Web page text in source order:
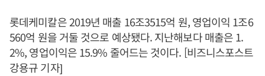
롯데케미칼은 2019년 매출 16조3515억 원, 영업이익 1조6
560억 원을 거둘 것으로 예상됐다. 지난해보다 매출은 1.
2%, 영업이익은 15.9% 줄어드는 것이다. [비즈니스포스트
강용규 기자]